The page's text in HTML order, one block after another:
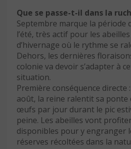
Que se passe-t-il dans la
Septembre marque la période
l’été, très actif pour les
d’hivernage où le rythme se
Dehors, les dernières
colonie va devoir s’adapter à
situation.
Première conséquence directe
août, la reine ralentit sa ponte
œufs par jour durant le pic
peine. Les abeilles vont
disponibles pour y engranger
réserves récoltées dans la